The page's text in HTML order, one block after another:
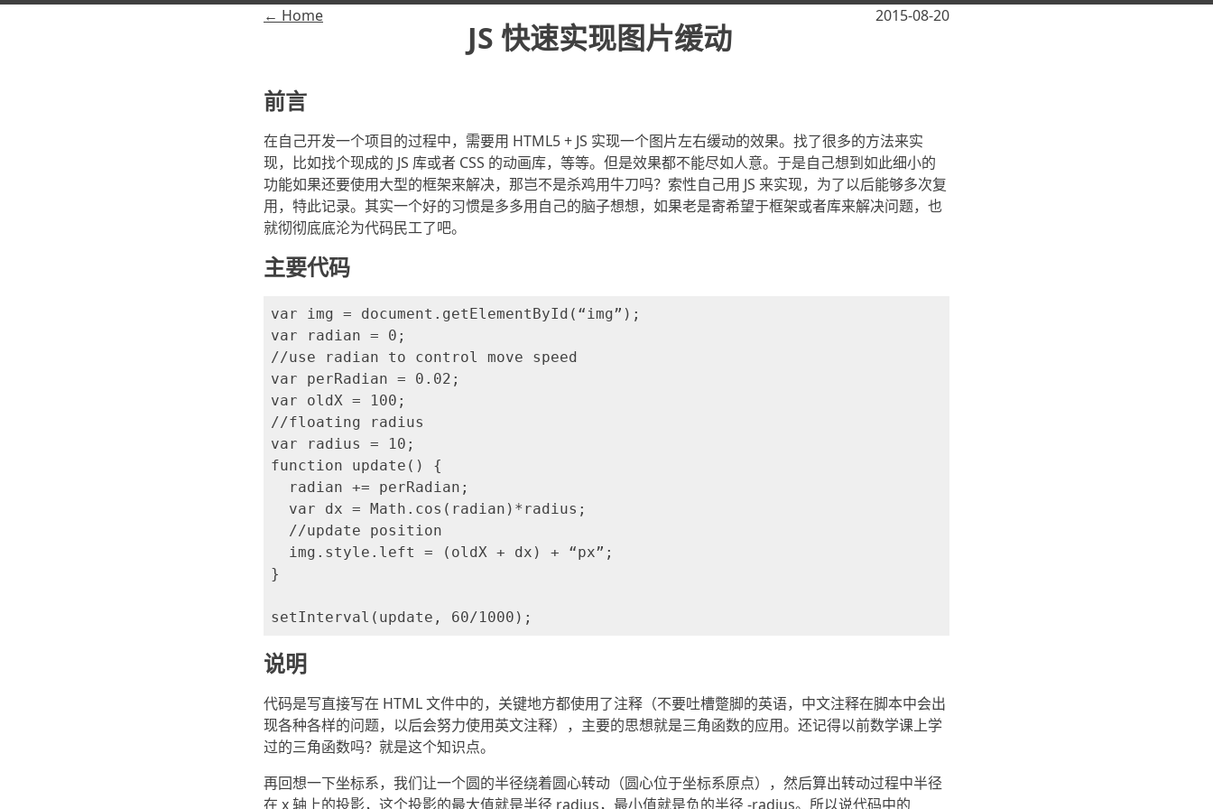
← Home
JS 快速实现图片缓动
2015-08-20
前言
在自己开发一个项目的过程中，需要用 HTML5 + JS 实现一个图片左右缓动的效果。找了很多的方法来实
现，比如找个现成的 JS 库或者 CSS 的动画库，等等。但是效果都不能尽如人意。于是自己想到如此细小的
功能如果还要使用大型的框架来解决，那岂不是杀鸡用牛刀吗？索性自己用 JS 来实现，为了以后能够多次复
用，特此记录。其实一个好的习惯是多多用自己的脑子想想，如果老是寄希望于框架或者库来解决问题，也
就彻彻底底沦为代码民工了吧。
主要代码
var img = document.getElementById(“img”);
var radian = 0;
//use radian to control move speed
var perRadian = 0.02;
var oldX = 100;
//floating radius
var radius = 10;
function update() {
  radian += perRadian;
  var dx = Math.cos(radian)*radius;
  //update position
  img.style.left = (oldX + dx) + “px”;
}
说明
代码是写直接写在 HTML 文件中的，关键地方都使用了注释（不要吐槽蹩脚的英语，中文注释在脚本中会出
现各种各样的问题，以后会努力使用英文注释），主要的思想就是三角函数的应用。还记得以前数学课上学
过的三角函数吗？就是这个知识点。
再回想一下坐标系，我们让一个圆的半径绕着圆心转动（圆心位于坐标系原点），然后算出转动过程中半径
在 x 轴上的投影，这个投影的最大值就是半径 radius，最小值就是负的半径 -radius。所以说代码中的